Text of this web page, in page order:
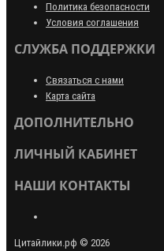
Политика безопасности
Условия соглашения
СЛУЖБА ПОДДЕРЖКИ
Связаться с нами
Карта сайта
ДОПОЛНИТЕЛЬНО
ЛИЧНЫЙ КАБИНЕТ
НАШИ КОНТАКТЫ
Цитайлики.рф © 2026